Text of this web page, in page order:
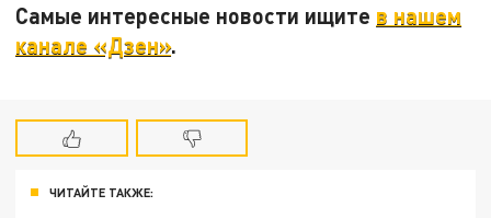
Самые интересные новости ищите в нашем
канале «Дзен».
ЧИТАЙТЕ ТАКЖЕ: